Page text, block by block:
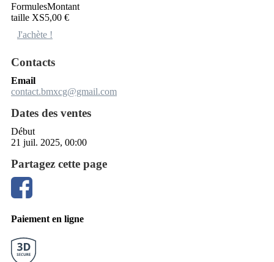
FormulesMontant
taille XS5,00 €
J'achète !
Contacts
Email
contact.bmxcg@gmail.com
Dates des ventes
Début
21 juil. 2025, 00:00
Partagez cette page
Paiement en ligne